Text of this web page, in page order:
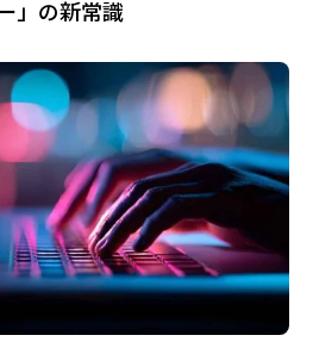
」の新常識